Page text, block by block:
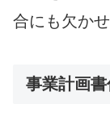
合にも欠か
事業計画